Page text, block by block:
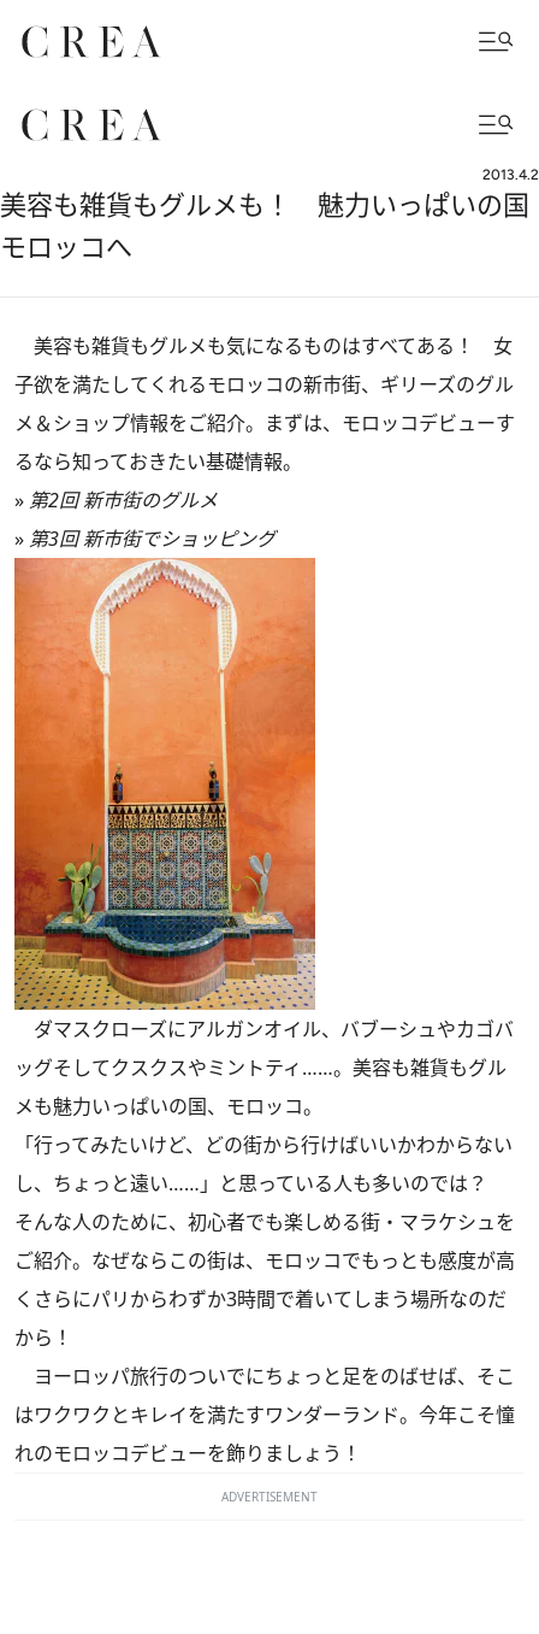
2013.4.2
美容も雑貨もグルメも！ 魅力いっぱいの国
モロッコへ
美容も雑貨もグルメも気になるものはすべてある！ 女
子欲を満たしてくれるモロッコの新市街、ギリーズのグル
メ＆ショップ情報をご紹介。まずは、モロッコデビューす
るなら知っておきたい基礎情報。
» 第2回 新市街のグルメ
» 第3回 新市街でショッピング
ダマスクローズにアルガンオイル、バブーシュやカゴバ
ッグそしてクスクスやミントティ……。美容も雑貨もグル
メも魅力いっぱいの国、モロッコ。
「行ってみたいけど、どの街から行けばいいかわからない
し、ちょっと遠い……」と思っている人も多いのでは？
そんな人のために、初心者でも楽しめる街・マラケシュを
ご紹介。なぜならこの街は、モロッコでもっとも感度が高
くさらにパリからわずか3時間で着いてしまう場所なのだ
から！
ヨーロッパ旅行のついでにちょっと足をのばせば、そこ
はワクワクとキレイを満たすワンダーランド。今年こそ憧
れのモロッコデビューを飾りましょう！
ADVERTISEMENT